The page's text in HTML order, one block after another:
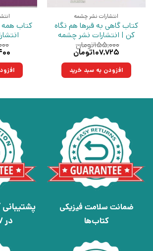
انتشارات نشر چشمه
کتاب گاهی به قبرها هم نگاه
کن | انتشارات نشر چشمه
۱۵۵,۰۰۰تومان
قیمت
۱۵۵,۰۰۰تومان
بود.
۱۰۷,۷۲۵تومان
۱۰۷,۷۲۵تومان.افزودن به سبد خرید
کتاب همه
ضمانت سلامت فیزیکی
کتاب‌ها
در 7 روز هفته